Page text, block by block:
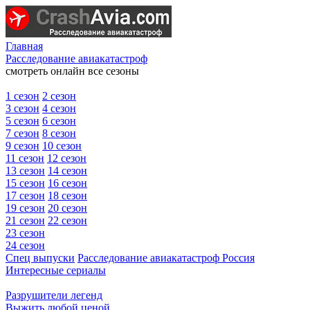
Главная
Расследование авиакатастроф
смотреть онлайн все сезоны
1 сезон 2 сезон
3 сезон 4 сезон
5 сезон 6 сезон
7 сезон 8 сезон
9 сезон 10 сезон
11 сезон 12 сезон
13 сезон 14 сезон
15 сезон 16 сезон
17 сезон 18 сезон
19 сезон 20 сезон
21 сезон 22 сезон
23 сезон
24 сезон
Спец выпуски Расследование авиакатастроф Россия
Интересные сериалы
Разрушители легенд
Выжить любой ценой